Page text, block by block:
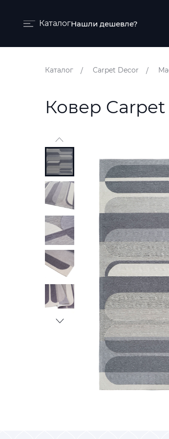
КаталогНашли дешевле?
Краски
Пледы
Ткани
Каталог Carpet Decor
Ковер